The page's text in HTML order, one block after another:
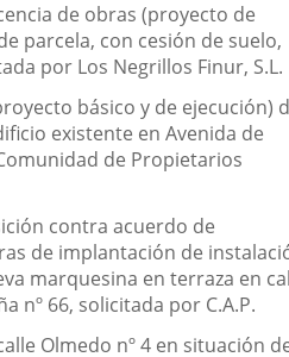
de obras (proyecto de
parcela, con cesión de suelo,
por Los Negrillos Finur, S.L.
básico y de ejecución)
existente en Avenida de
de Propietarios
contra acuerdo de
de implantación de
marquesina en terraza en
nº 66, solicitada por C.A.P.
Olmedo nº 4 en situación